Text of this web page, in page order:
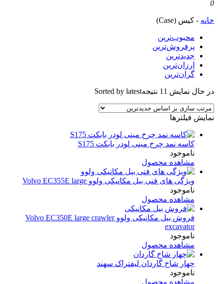
0
خانه - کیس (Case)
محبوب‌ترین
پرفروش‌ترین
جدیدترین
ارزان‌ترین
گران‌ترین
در حال نمایش 11 نتیجه Sorted by latest
نمایش فیلترها
کاسه نمد چرخ مینی لودر بابکت S175
ناموجود
مشاهده محصول
ویژگی های فنی بیل مکانیکی ولوو Volvo EC355E large
ناموجود
مشاهده محصول
فروش بیل مکانیکی ولوو Volvo EC350E large crawler
excavator
ناموجود
مشاهده محصول
چهار شاخ گاردان لیفتراک سهند
ناموجود
مشاهده محصول